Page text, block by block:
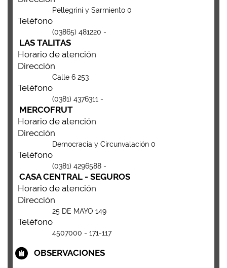
Pellegrini y Sarmiento 0
Teléfono
(03865) 481220 -
LAS TALITAS
Horario de atención
Dirección
Calle 6 253
Teléfono
(0381) 4376311 -
MERCOFRUT
Horario de atención
Dirección
Democracia y Circunvalación 0
Teléfono
(0381) 4296588 -
CASA CENTRAL - SEGUROS
Horario de atención
Dirección
25 DE MAYO 149
Teléfono
4507000 - 171-117
OBSERVACIONES